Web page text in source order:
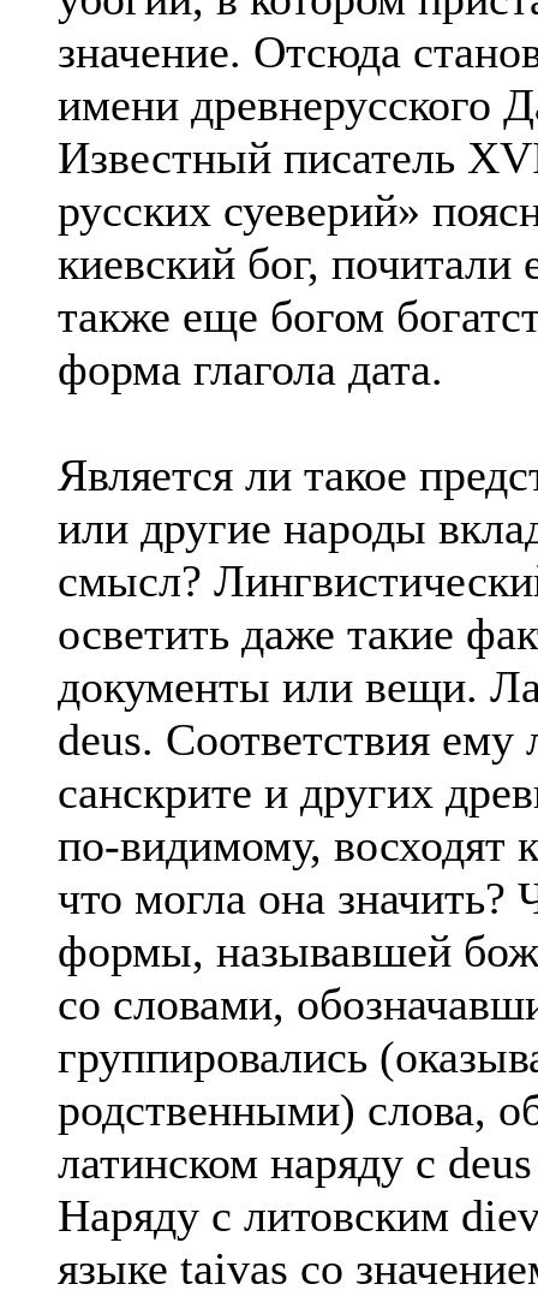
значение. Отсюда
имени древнерусского
Известный писатель
русских суеверий»
киевский бог, почитали
также еще богом
форма глагола дата.
Является ли такое
или другие народы
смысл?
осветить даже такие
документы или вещи.
deus. Соответствия
санскрите и других
по-видимому, восходят
что могла она
формы, называвшей
со словами,
группировались
родственными) слова,
латинском наряду с
Наряду с литовским
языке taivas со